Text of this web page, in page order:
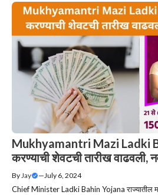
Mukhyamantri Mazi Ladki
करण्याची शेवटची तारीख वाढवली,
ByJay —July 6, 2024
Chief Minister Ladki Bahin Yojana राज्यातील